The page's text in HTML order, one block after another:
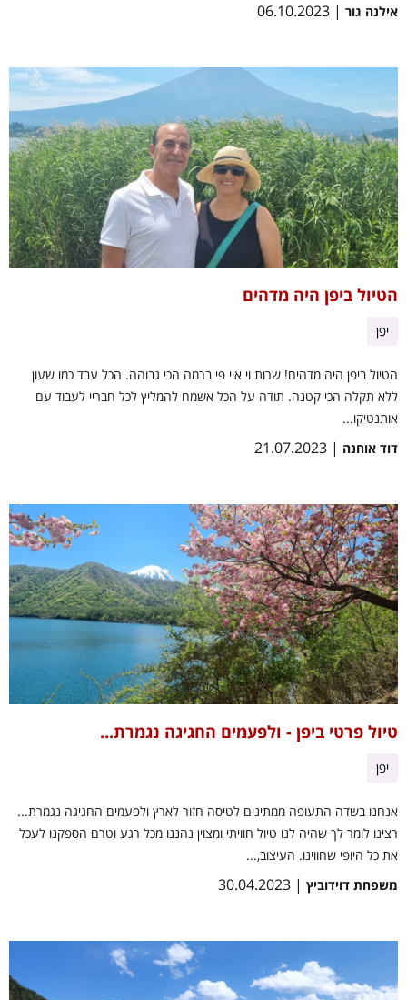
אילנה גור | 06.10.2023
הטיול ביפן היה מדהים
יפן
הטיול ביפן היה מדהים! שרות וי איי פי ברמה הכי גבוהה. הכל עבד כמו שעון
ללא תקלה הכי קטנה. תודה על הכל אשמח להמליץ לכל חבריי לעבוד עם
אותנטיקו...
דוד אוחנה | 21.07.2023
טיול פרטי ביפן - ולפעמים החגיגה נגמרת...
יפן
אנחנו בשדה התעופה ממתינים לטיסה חזור לארץ ולפעמים החגיגה נגמרת...
רצינו לומר לך שהיה לנו טיול חוויתי ומצוין נהננו מכל רגע וטרם הספקנו לעכל
את כל היופי שחווינו. העיצוב,...
משפחת דוידוביץ | 30.04.2023